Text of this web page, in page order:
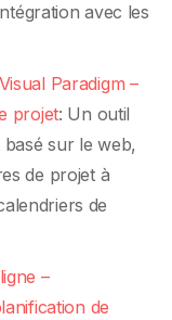
avec les
Paradigm –
projet: Un outil
basé sur le web,
de projet à
de
–
de